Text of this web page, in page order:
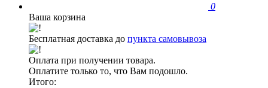
0
Ваша корзина
Бесплатная доставка до пункта самовывоза
Оплата при получении товара.
Оплатите только то, что Вам подошло.
Итого: